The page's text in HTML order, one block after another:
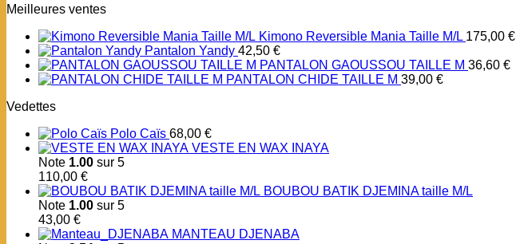
Meilleures ventes
Kimono Reversible Mania Taille M/L 175,00 €
Pantalon Yandy 42,50 €
PANTALON GAOUSSOU TAILLE M 36,60 €
PANTALON CHIDE TAILLE M 39,00 €
Vedettes
Polo Caïs 68,00 €
VESTE EN WAX INAYA
Note 1.00 sur 5
110,00 €
BOUBOU BATIK DJEMINA taille M/L
Note 1.00 sur 5
43,00 €
MANTEAU DJENABA